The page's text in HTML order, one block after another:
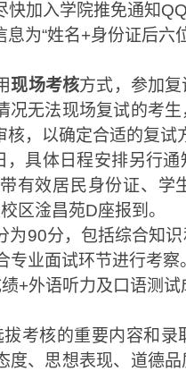
快加入学院推免通知QQ
息为“姓名+身份证后六
现场考核方式，参加
况无法现场复试的考
，以确定合适的复试
，具体日程安排另行
有效居民身份证、学
区淦昌苑D座报到。
为90分，包括综合知
专业面试环节进行考察
+外语听力及口语测试
考核的重要内容和
度、思想表现、道德